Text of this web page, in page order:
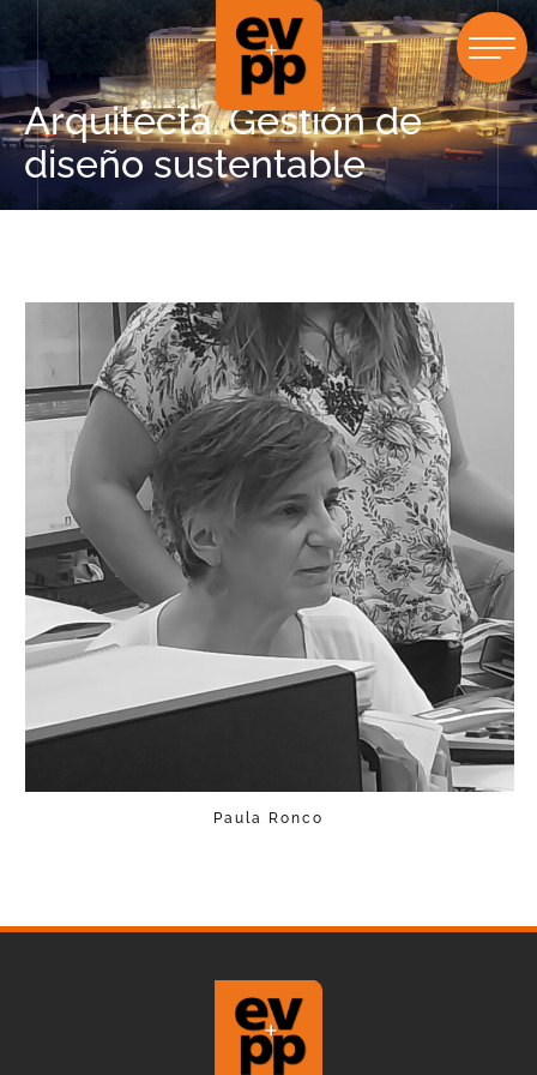
Arquitecta. Gestión de
diseño sustentable
Paula Ronco